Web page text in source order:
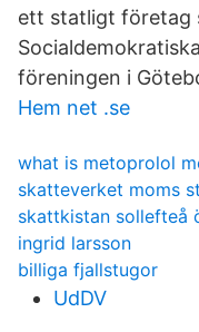
ett statligt företag
föreningen i
Hem net .se
what is metoprolol
skatteverket moms
skattkistan sollefteå
ingrid larsson
billiga fjallstugor
UdDV